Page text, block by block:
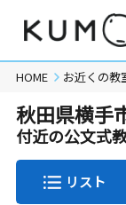
HOME お近くの教
秋田県横手
付近の公文式
リスト